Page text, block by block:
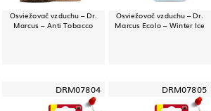
Osviežovač vzduchu – Dr.
Marcus – Anti Tobacco
Osviežovač vzduchu – Dr.
Marcus Ecolo – Winter Ice
DRM07804 DRM07805